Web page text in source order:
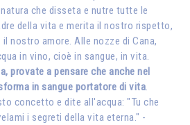
che disseta e nutre tutte le
della vita e merita il nostro rispetto,
nostro amore. Alle nozze di Cana,
in vino, cioè in sangue, in vita.
provate a pensare che anche nel
in sangue portatore di vita.
concetto e dite all'acqua: "Tu che
i segreti della vita eterna." -